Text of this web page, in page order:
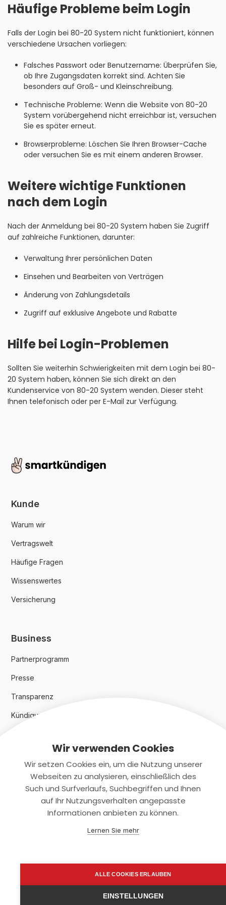
Häufige Probleme beim Login
Falls der Login bei 80-20 System nicht funktioniert, können
verschiedene Ursachen vorliegen:
Falsches Passwort oder Benutzername: Überprüfen Sie,
ob Ihre Zugangsdaten korrekt sind. Achten Sie
besonders auf Groß- und Kleinschreibung.
Technische Probleme: Wenn die Website von 80-20
System vorübergehend nicht erreichbar ist, versuchen
Sie es später erneut.
Browserprobleme: Löschen Sie Ihren Browser-Cache
oder versuchen Sie es mit einem anderen Browser.
Weitere wichtige Funktionen
nach dem Login
Nach der Anmeldung bei 80-20 System haben Sie Zugriff
auf zahlreiche Funktionen, darunter:
Verwaltung Ihrer persönlichen Daten
Einsehen und Bearbeiten von Verträgen
Änderung von Zahlungsdetails
Zugriff auf exklusive Angebote und Rabatte
Hilfe bei Login-Problemen
Sollten Sie weiterhin Schwierigkeiten mit dem Login bei 80-
20 System haben, können Sie sich direkt an den
Kundenservice von 80-20 System wenden. Dieser steht
Ihnen telefonisch oder per E-Mail zur Verfügung.
Kunde
Warum wir
Vertragswelt
Häufige Fragen
Wissenswertes
Versicherung
Business
Partnerprogramm
Presse
Transparenz
Kündigungsindex 2024
Rechtliches
Datenschutz
support@smartkuendigen.de
Wir verwenden Cookies
Wir setzen Cookies ein, um die Nutzung unserer
Webseiten zu analysieren, einschließlich des
Such und Surfverlaufs, Suchbegriffen und Ihnen
auf Ihr Nutzungsverhalten angepasste
Informationen anbieten zu können.
Lernen Sie mehr
ALLE COOKIES ERLAUBEN
EINSTELLUNGEN